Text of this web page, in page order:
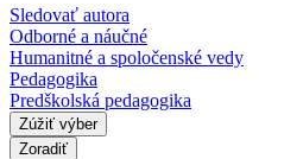
Sledovať autora
Odborné a náučné
Humanitné a spoločenské vedy
Pedagogika
Predškolská pedagogika
Zúžiť výber
Zoradiť